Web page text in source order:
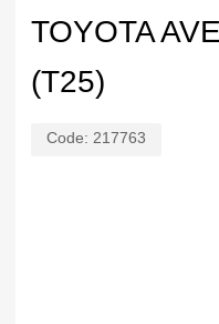
TOYOTA
(T25)
Code: 217763